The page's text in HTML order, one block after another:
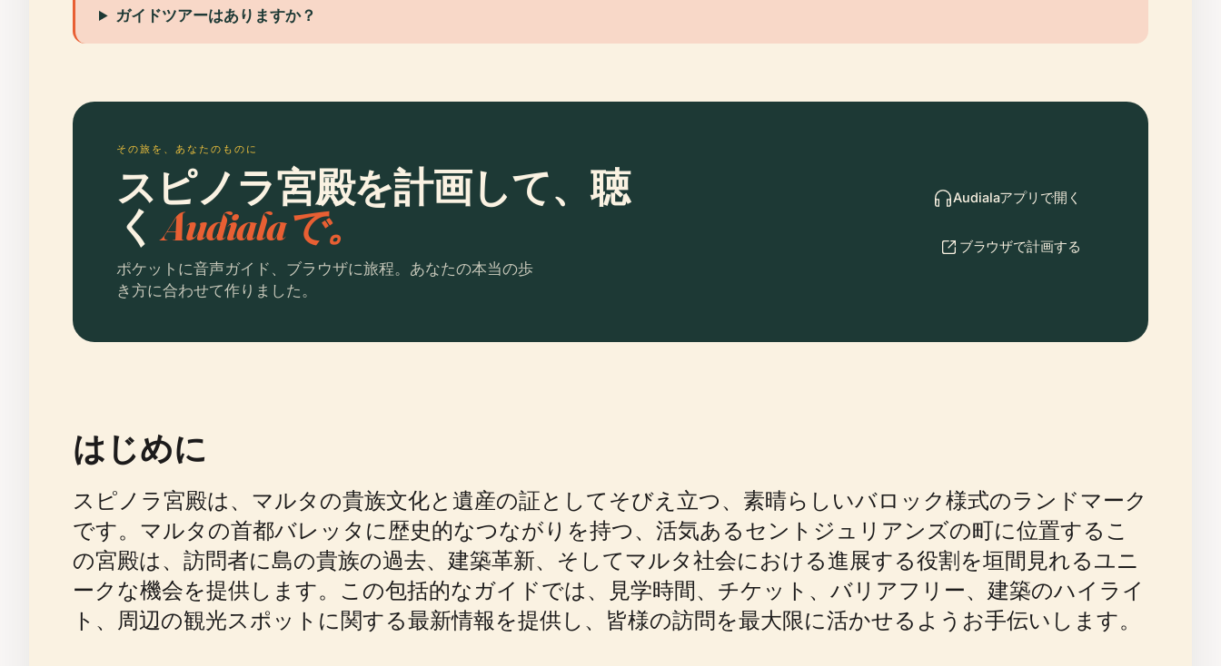
ガイドツアーはありますか？
その旅を、あなたのものに
スピノラ宮殿を計画して、聴
くAudialaで。
ポケットに音声ガイド、ブラウザに旅程。あなたの本当の歩
き方に合わせて作りました。
Audialaアプリで開く
ブラウザで計画する
はじめに
スピノラ宮殿は、マルタの貴族文化と遺産の証としてそびえ立つ、素晴らしいバロック様式のランドマーク
です。マルタの首都バレッタに歴史的なつながりを持つ、活気あるセントジュリアンズの町に位置するこ
の宮殿は、訪問者に島の貴族の過去、建築革新、そしてマルタ社会における進展する役割を垣間見れるユニ
ークな機会を提供します。この包括的なガイドでは、見学時間、チケット、バリアフリー、建築のハイライ
ト、周辺の観光スポットに関する最新情報を提供し、皆様の訪問を最大限に活かせるようお手伝いします。